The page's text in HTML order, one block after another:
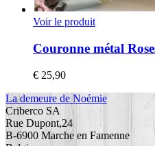
Voir le produit
Couronne métal
€ 25,90
La demeure de Noémie
Criberco SA
Rue Dupont,24
B-6900 Marche en Famenne